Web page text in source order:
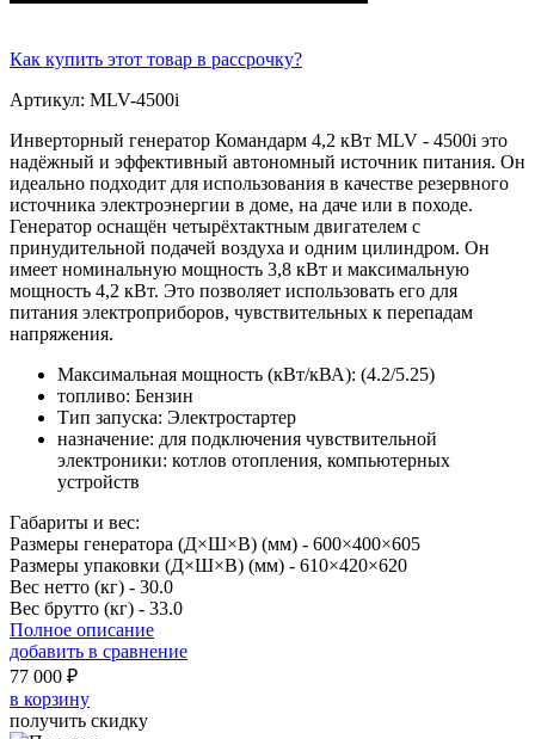
Как купить этот товар в рассрочку?
Артикул: MLV-4500i
Инверторный генератор Командарм 4,2 кВт MLV - 4500i это
надёжный и эффективный автономный источник питания. Он
идеально подходит для использования в качестве резервного
источника электроэнергии в доме, на даче или в походе.
Генератор оснащён четырёхтактным двигателем с
принудительной подачей воздуха и одним цилиндром. Он
имеет номинальную мощность 3,8 кВт и максимальную
мощность 4,2 кВт. Это позволяет использовать его для
питания электроприборов, чувствительных к перепадам
напряжения.
Максимальная мощность (кВт/кВА): (4.2/5.25)
топливо: Бензин
Тип запуска: Электростартер
назначение: для подключения чувствительной
электроники: котлов отопления, компьютерных
устройств
Габариты и вес:
Размеры генератора (Д×Ш×В) (мм) - 600×400×605
Размеры упаковки (Д×Ш×В) (мм) - 610×420×620
Вес нетто (кг) - 30.0
Вес брутто (кг) - 33.0
Полное описание
добавить в сравнение
77 000 ₽
в корзину
получить скидку